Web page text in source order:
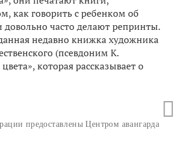
как говорить с ребенком об
довольно часто делают репринты.
недавно книжка художника
(псевдоним К.
которая рассказывает о
предоставлены Центром авангарда